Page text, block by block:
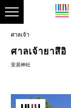
ศาลเจ้า
ศาลเจ้ายาสึอิ
安居神社